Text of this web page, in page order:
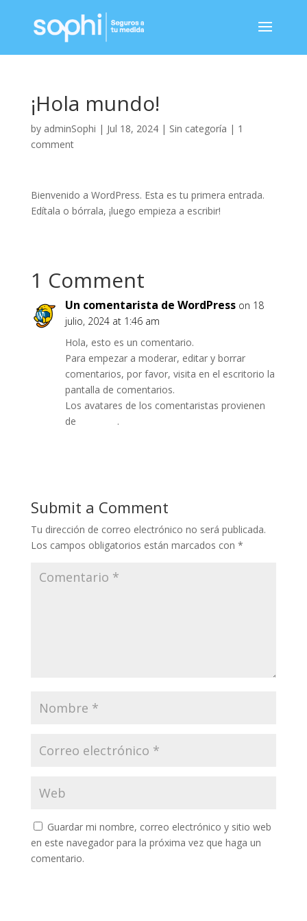
¡Hola mundo!
by adminSophi | Jul 18, 2024| Sin categoría | 1
comment
Bienvenido a WordPress. Esta es tu primera entrada.
Edítala o bórrala, ¡luego empieza a escribir!
1 Comment
Un comentarista de WordPress on 18
julio, 2024 at 1:46 am
Hola, esto es un comentario.
Para empezar a moderar, editar y borrar
comentarios, por favor, visita en el escritorio la
pantalla de comentarios.
Los avatares de los comentaristas provienen
de
.
Submit a Comment
Tu dirección de correo electrónico no será publicada.
Los campos obligatorios están marcados con *
Guardar mi nombre, correo electrónico y sitio web
en este navegador para la próxima vez que haga un
comentario.